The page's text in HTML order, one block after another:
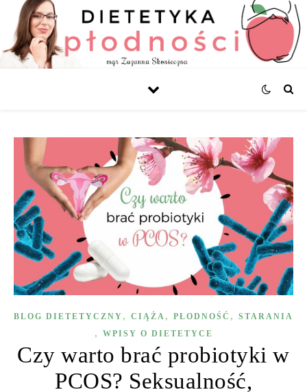
BLOG DIETETYCZNY , CIĄŻA , PŁODNOŚĆ , STARANIA
, WPISY O DIETETYCE
Czy warto brać probiotyki w
PCOS? Seksualność,